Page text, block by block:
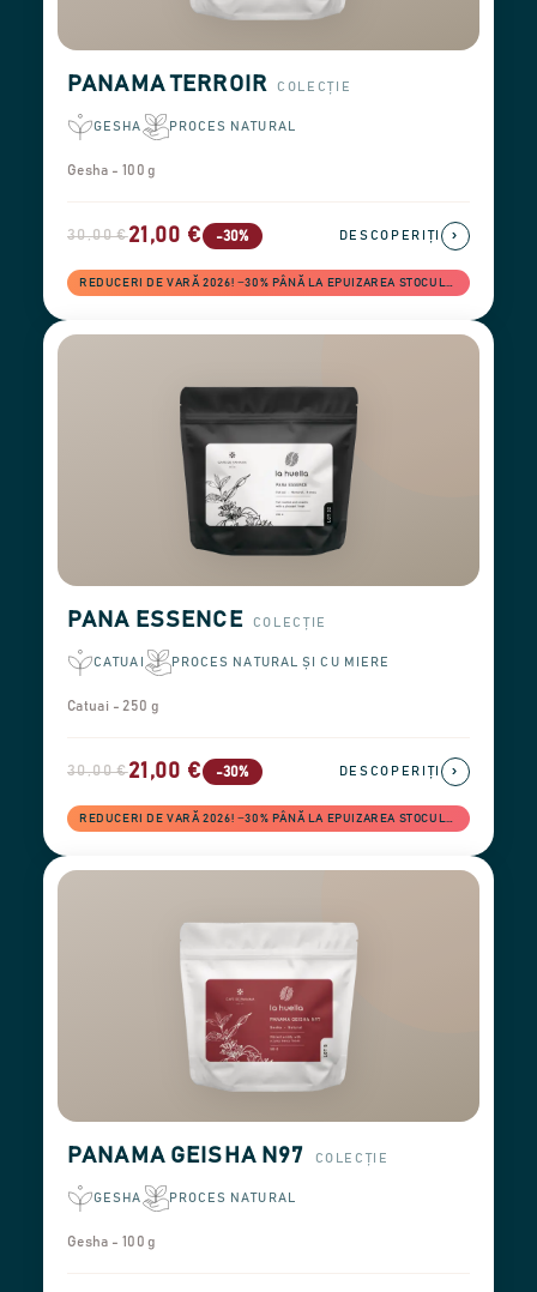
PANAMA TERROIR COLECȚIE
GESHA PROCES NATURAL
Gesha - 100 g
30,00 €21,00 € -30%
REDUCERI DE VARĂ 2026! −30% PÂNĂ LA EPUIZAREA STOCULUI
DESCOPERIȚI ›
PANA ESSENCE COLECȚIE
CATUAI PROCES NATURAL ȘI CU MIERE
Catuai - 250 g
30,00 €21,00 € -30%
REDUCERI DE VARĂ 2026! −30% PÂNĂ LA EPUIZAREA STOCULUI
DESCOPERIȚI ›
PANAMA GEISHA N97 COLECȚIE
GESHA PROCES NATURAL
Gesha - 100 g